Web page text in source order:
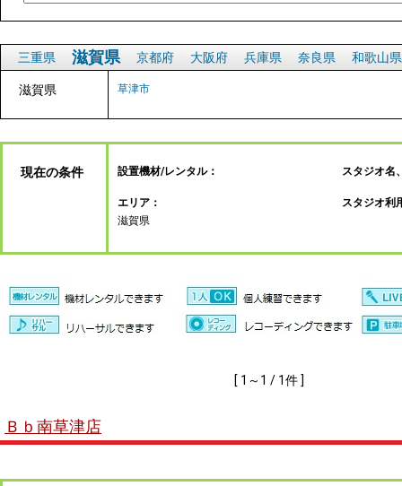
三重県 滋賀県 京都府 大阪府 兵庫県 奈良県 和歌山県
滋賀県 草津市
現在の条件 設置機材/レンタル：
エリア：
滋賀県
スタジオ名
スタジオ利
[ 1～1 / 1件 ]
Ｂｂ南草津店